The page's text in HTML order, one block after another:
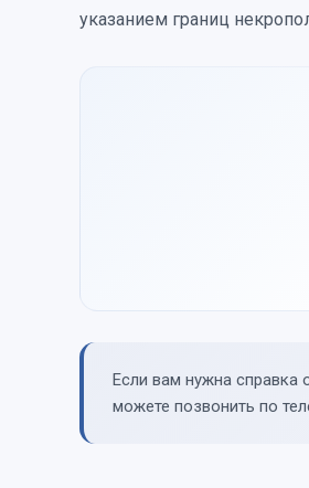
указанием границ
Если вам нужна справка
можете позвонить по